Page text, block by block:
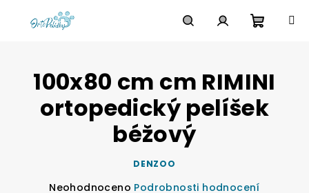
košík
100x80 cm cm RIMINI
ortopedický pelíšek
béžový
DENZOO
Průměrné
Neohodnoceno Podrobnosti hodnocení